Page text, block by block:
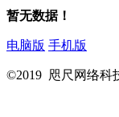
暂无数据！
电脑版 手机版
©2019 咫尺网络科